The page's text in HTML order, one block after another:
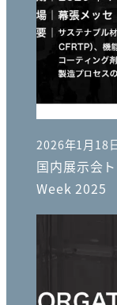
国内展示会
Week 2025
投稿日
2026年1月18